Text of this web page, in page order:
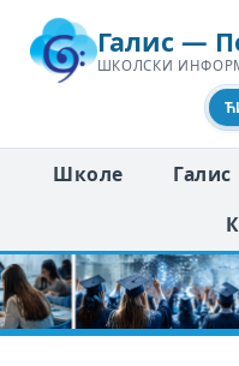
Галис —
ШКОЛСКИ
Школе Галис